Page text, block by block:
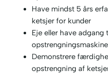
Have mindst 5 års
ketsjer for kunder
Eje eller have adgang
Demonstrere
opstrengning af